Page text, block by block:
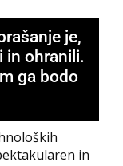
je,
in ohranili.
ga bodo
in